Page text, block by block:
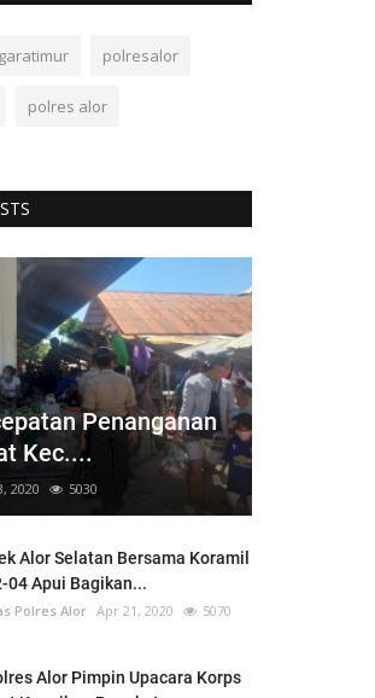
polresalor
polres alor
Penanganan
Kec....
2020 5030
Alor Selatan Bersama Koramil
04 Apui Bagikan...
Polres Alor Apr 21, 2020 5070
Alor Pimpin Upacara Korps